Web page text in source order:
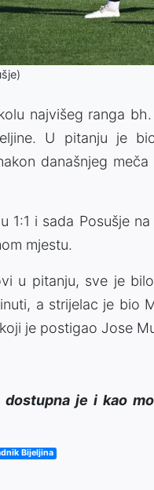
najvišeg ranga
U pitanju je
današnjeg
1:1 i sada Posušje
mjestu.
u pitanju, sve je
a strijelac je bio
je postigao Jose
dostupna je i kao
Bijeljina